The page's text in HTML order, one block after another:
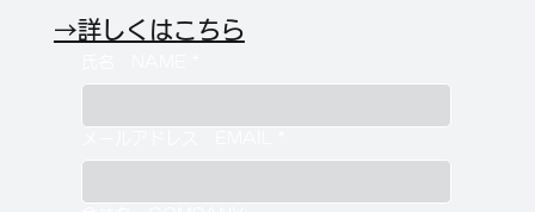
→詳しくはこちら